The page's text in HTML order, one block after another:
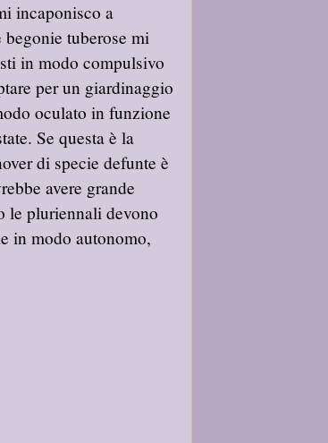
incaponisco a
tuberose mi
in modo compulsivo
per un giardinaggio
oculato in funzione
Se questa è la
di specie defunte è
avere grande
le pluriennali devono
in modo autonomo,